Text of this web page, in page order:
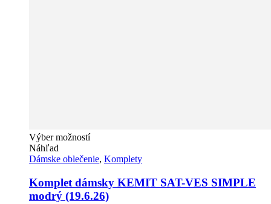
Výber možnostíTento
má
variantov.
Možnosti
Náhľad
Dámske oblečenie, Komplety
Komplet dámsky KEMIT SAT-VES SIMPLE
modrý (19.6.26)